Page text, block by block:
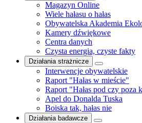
Magazyn Online
Wiele hałasu o hałas
Obywatelska Akademia
Kamery dźwiękowe
Centra danych
Czysta energia, czyste fakty
Działania strażnicze
Interwencje obywatelskie
Raport "Hałas w mieście"
Raport "Hałas pod czy poza
Apel do Donalda Tuska
Boiska tak, hałas nie
Działania badawcze